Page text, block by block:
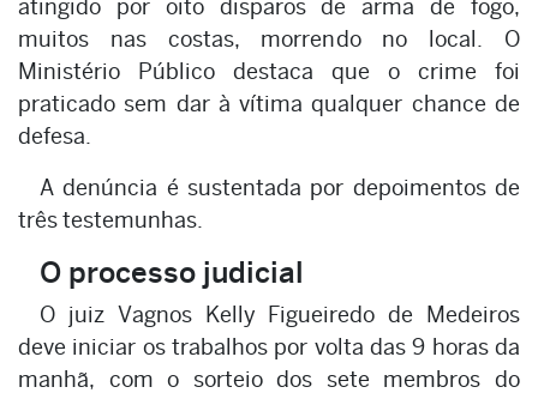
atingido por oito disparos de arma de fogo,
muitos nas costas, morrendo no local. O
Ministério Público destaca que o crime foi
praticado sem dar à vítima qualquer chance de
defesa.
A denúncia é sustentada por depoimentos de
três testemunhas.
O processo judicial
O juiz Vagnos Kelly Figueiredo de Medeiros
deve iniciar os trabalhos por volta das 9 horas da
manhã, com o sorteio dos sete membros do